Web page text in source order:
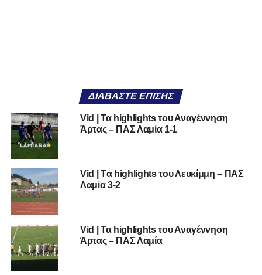
ΔΙΑΒΆΣΤΕ ΕΠΊΣΗΣ
Vid | Τα highlights του Αναγέννηση
Άρτας – ΠΑΣ Λαμία 1-1
Vid | Tα highlights του Λευκίμμη – ΠΑΣ
Λαμία 3-2
Vid | Τα highlights του Αναγέννηση
Άρτας – ΠΑΣ Λαμία